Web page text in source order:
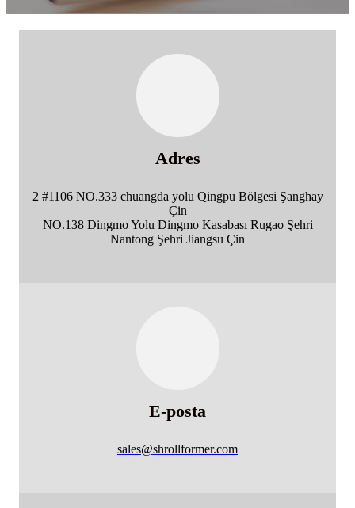
Adres
2 #1106 NO.333 chuangda yolu Qingpu Bölgesi Şanghay
Çin
NO.138 Dingmo Yolu Dingmo Kasabası Rugao Şehri
Nantong Şehri Jiangsu Çin
E-posta
sales@shrollformer.com